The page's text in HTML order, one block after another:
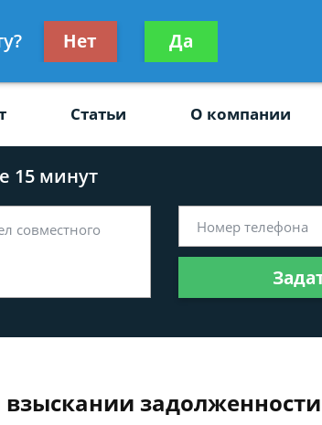
Получите консультацию
бесплатно
Статьи О компании
15 минут
задолженности
Нет Да